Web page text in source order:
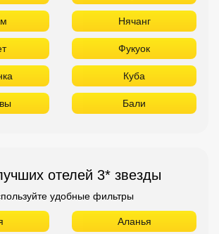
Нячанг
Фукуок
Куба
Бали
отелей 3* звезды
удобные фильтры
Аланья